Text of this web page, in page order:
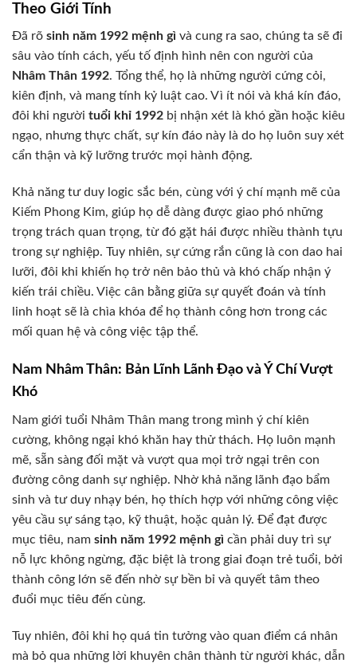
Theo Giới Tính
Đã rõ sinh năm 1992 mệnh gì và cung ra sao, chúng ta sẽ đi
sâu vào tính cách, yếu tố định hình nên con người của
Nhâm Thân 1992. Tổng thể, họ là những người cứng cỏi,
kiên định, và mang tính kỷ luật cao. Vì ít nói và khá kín đáo,
đôi khi người tuổi khỉ 1992 bị nhận xét là khó gần hoặc kiêu
ngạo, nhưng thực chất, sự kín đáo này là do họ luôn suy xét
cẩn thận và kỹ lưỡng trước mọi hành động.
Khả năng tư duy logic sắc bén, cùng với ý chí mạnh mẽ của
Kiếm Phong Kim, giúp họ dễ dàng được giao phó những
trọng trách quan trọng, từ đó gặt hái được nhiều thành tựu
trong sự nghiệp. Tuy nhiên, sự cứng rắn cũng là con dao hai
lưỡi, đôi khi khiến họ trở nên bảo thủ và khó chấp nhận ý
kiến trái chiều. Việc cân bằng giữa sự quyết đoán và tính
linh hoạt sẽ là chìa khóa để họ thành công hơn trong các
mối quan hệ và công việc tập thể.
Nam Nhâm Thân: Bản Lĩnh Lãnh Đạo và Ý Chí Vượt
Khó
Nam giới tuổi Nhâm Thân mang trong mình ý chí kiên
cường, không ngại khó khăn hay thử thách. Họ luôn mạnh
mẽ, sẵn sàng đối mặt và vượt qua mọi trở ngại trên con
đường công danh sự nghiệp. Nhờ khả năng lãnh đạo bẩm
sinh và tư duy nhạy bén, họ thích hợp với những công việc
yêu cầu sự sáng tạo, kỹ thuật, hoặc quản lý. Để đạt được
mục tiêu, nam sinh năm 1992 mệnh gì cần phải duy trì sự
nỗ lực không ngừng, đặc biệt là trong giai đoạn trẻ tuổi, bởi
thành công lớn sẽ đến nhờ sự bền bỉ và quyết tâm theo
đuổi mục tiêu đến cùng.
Tuy nhiên, đôi khi họ quá tin tưởng vào quan điểm cá nhân
mà bỏ qua những lời khuyên chân thành từ người khác, dẫn